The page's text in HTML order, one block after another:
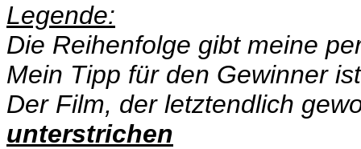
Legende:
Die Reihenfolge gibt meine
Mein Tipp für den Gewinner
Der Film, der letztendlich
unterstrichen